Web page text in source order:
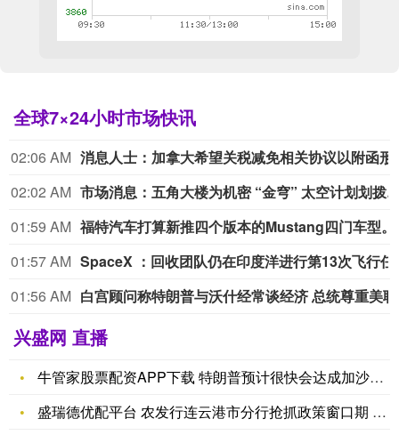
全球7×24小时市场快讯
02:06 AM
02:02 AM
市场消息：五角大楼为机密 “金穹” 太空计
01:59 AM
01:57 AM
01:56 AM
兴盛网 直播
牛管家股票配资APP下载 特朗普预计很快会达成加沙协议 正与
盛瑞德优配平台 农发行连云港市分行抢抓政策窗口期 打造全域整